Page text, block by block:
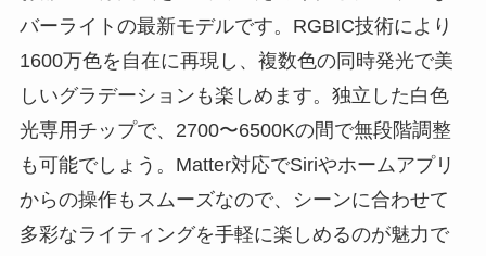
バーライトの最新モデルです。RGBIC技術により
1600万色を自在に再現し、複数色の同時発光で美
しいグラデーションも楽しめます。独立した白色
光専用チップで、2700〜6500Kの間で無段階調整
も可能でしょう。Matter対応でSiriやホームアプリ
からの操作もスムーズなので、シーンに合わせて
多彩なライティングを手軽に楽しめるのが魅力で